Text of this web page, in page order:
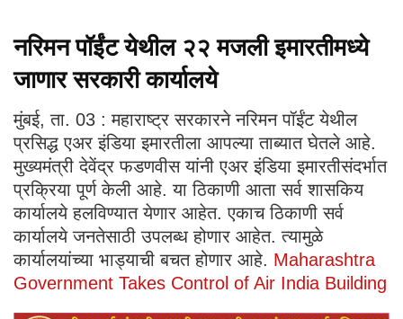
नरिमन पॉईंट येथील २२ मजली इमारतीमध्ये
जाणार सरकारी कार्यालये
मुंबई, ता. 03 : महाराष्ट्र सरकारने नरिमन पॉईंट येथील
प्रसिद्ध एअर इंडिया इमारतीला आपल्या ताब्यात घेतले आहे.
मुख्यमंत्री देवेंद्र फडणवीस यांनी एअर इंडिया इमारतीसंदर्भात
प्रक्रिया पूर्ण केली आहे. या ठिकाणी आता सर्व शासकिय
कार्यालये हलविण्यात येणार आहेत. एकाच ठिकाणी सर्व
कार्यालये जनतेसाठी उपलब्ध होणार आहेत. त्यामुळे
कार्यालयांच्या भाड्याची बचत होणार आहे. Maharashtra
Government Takes Control of Air India Building